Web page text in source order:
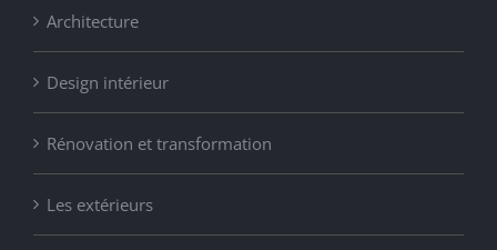
Architecture
Design intérieur
Rénovation et transformation
Les extérieurs